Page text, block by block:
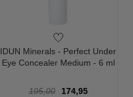
IDUN Minerals - Perfect Under
Eye Concealer Medium - 6 ml
195,00 174,95